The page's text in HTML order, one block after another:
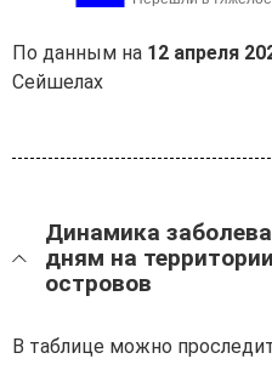
По данным на 12 апреля
Сейшелах
Динамика
дням на
островов
В таблице можно